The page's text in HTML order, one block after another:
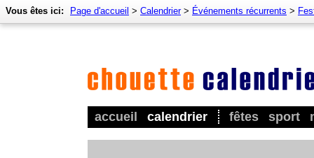
accueil calendrier fêtes sport
Vous êtes ici: Page d'accueil > Calendrier> Événements récurrents >